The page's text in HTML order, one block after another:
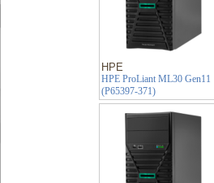
HPE
HPE ProLiant ML30 Gen11
(P65397-371)